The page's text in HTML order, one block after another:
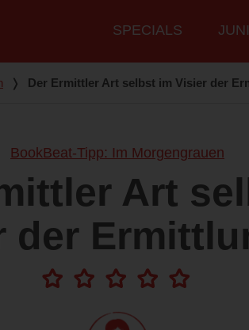
Hauptmenü
SPECIALS
❭ Der Ermittler Art selbst im Visier der
BookBeat-Tipp: Im Morgengrauen
Art
der